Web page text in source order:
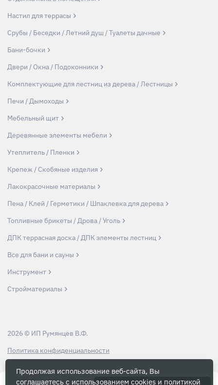
Настил для террасы
Срубы / Беседки / Летний душ / Туалеты дачные
Бани-бочки
Двери / Окна / Подоконники
Комплектующие для лестниц из дерева / Лестницы
Печи / Дымоходы
Мебельный щит
Деревянные элементы мебели
Утеплитель / Пленки
Крепеж / Скобяные изделия
Лакокрасочные материалы
Пена / Клей / Герметики / Шпаклевка для дерева
Топливные брикеты / Дрова / Уголь
ДПК террасная доска / ДПК элементы лестниц
Все для бани и сауны
Инструмент
Стройматериалы
Вся информация на данном сайте носит ознакомительный характер и ни
Политика конфиденциальности
2026 © ИП Румянцев В.Ф.
Продолжая использование веб-сайта, Вы
соглашаетесь с использованием cookies и политикой